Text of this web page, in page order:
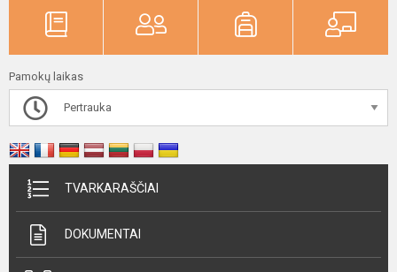
Pamokų laikas
Pertrauka
TVARKARAŠČIAI
DOKUMENTAI